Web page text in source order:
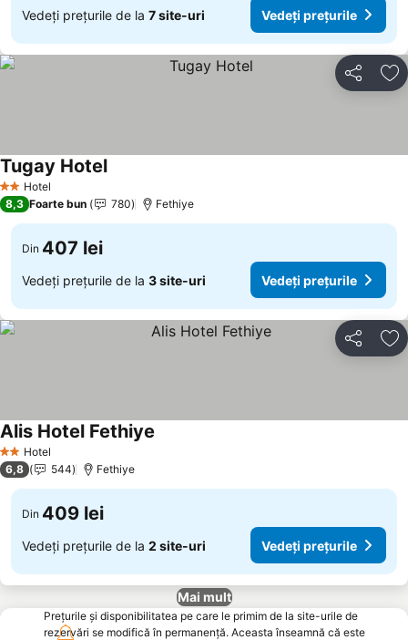
Vedeți prețurile de la 7 site-uri Vedeți prețurile
Distribuiți
2 SteleHotel
Tugay Hotel
8,3 Foarte bun 780 Fethiye
Din 407 lei
Vedeți prețurile de la 3 site-uri Vedeți prețurile
Distribuiți
2 SteleHotel
Alis Hotel Fethiye
6,8 544 Fethiye
Din 409 lei
Vedeți prețurile de la 2 site-uri Vedeți prețurile
Mai mult
Prețurile și disponibilitatea pe care le primim de la site-urile de
rezervări se modifică în permanență. Aceasta înseamnă că este